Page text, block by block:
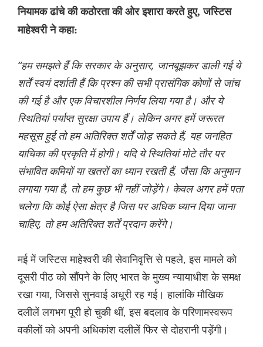
नियामक ढांचे की कठोरता की ओर इशारा करते हुए, जस्टिस
माहेश्वरी ने कहा:
“हम समझते हैं कि सरकार के अनुसार, जानबूझकर डाली गई ये
शर्तें स्वयं दर्शाती हैं कि प्रश्न की सभी प्रासंगिक कोणों से जांच
की गई है और एक विचारशील निर्णय लिया गया है। और ये
स्थितियां पर्याप्त सुरक्षा उपाय हैं। लेकिन अगर हमें जरूरत
महसूस हुई तो हम अतिरिक्त शर्तें जोड़ सकते हैं, यह जनहित
याचिका की प्रकृति में होगी। यदि ये स्थितियां मोटे तौर पर
संभावित कमियों या खतरों का ध्यान रखती हैं, जैसा कि अनुमान
लगाया गया है, तो हम कुछ भी नहीं जोड़ेंगे। केवल अगर हमें पता
चलेगा कि कोई ऐसा क्षेत्र है जिस पर अधिक ध्यान दिया जाना
चाहिए, तो हम अतिरिक्त शर्तें प्रदान करेंगे।
मई में जस्टिस माहेश्वरी की सेवानिवृत्ति से पहले, इस मामले को
दूसरी पीठ को सौंपने के लिए भारत के मुख्य न्यायाधीश के समक्ष
रखा गया, जिससे सुनवाई अधूरी रह गई। हालांकि मौखिक
दलीलें लगभग पूरी हो चुकी थीं, इस बदलाव के परिणामस्वरूप
वकीलों को अपनी अधिकांश दलीलें फिर से दोहरानी पड़ेंगी।